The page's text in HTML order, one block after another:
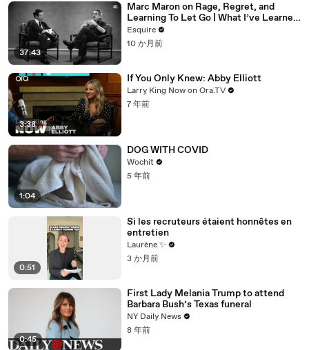
37:43
Marc Maron on Rage, Regret, and
Learning To Let Go | What I’ve Learned
| Esquire
Esquire
10 か月前
3:38
If You Only Knew: Abby Elliott
Larry King Now on Ora.TV
7 年前
1:04
DOG WITH COVID
Wochit
5 年前
0:51
Si les recruteurs étaient honnêtes en
entretien
Laurène ✨
3 か月前
0:45
First Lady Melania Trump to attend
Barbara Bush’s Texas funeral
NY Daily News
8 年前